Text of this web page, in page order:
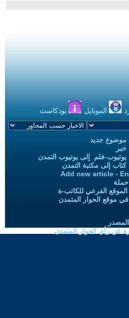
الموبايل بودكاست
موضوع جديد
خبر
يوتيوب-فلم إلى يوتيوب التمدن
كتاب إلى مكتبة التمدن
Add new article -
الفرعي للكاتب-ة
موقع الحوار المتمدن
عن رأي الحوار المتمدن